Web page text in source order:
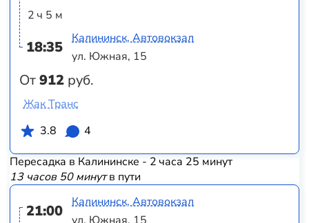
2 ч 5 м
18:35
От912 руб.
Калининск, Автовокзал
ул. Южная, 15
Жак Транс
3.8
4
Пересадка в Калининске - 2 часа 25 минут
13 часов 50 минутв пути
21:00
Калининск, Автовокзал